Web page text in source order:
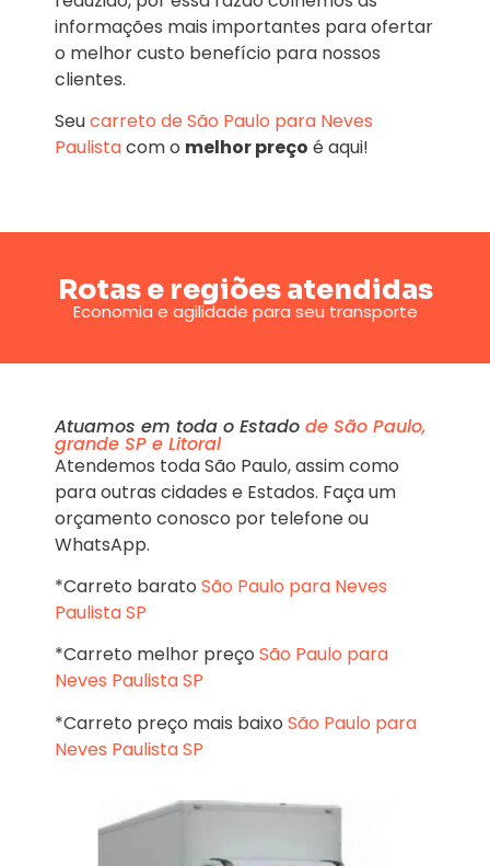
informações mais importantes para ofertar
o melhor custo benefício para nossos
clientes.
Seucarreto de São Paulo para Neves
Paulistacom o melhor preço é aqui!
Rotas e regiões atendidas
Economia e agilidade para seu transporte
Atuamos em toda o Estado de São Paulo,
grande SP e Litoral
Atendemos toda São Paulo, assim como
para outras cidades e Estados. Faça um
orçamento conosco por telefone ou
WhatsApp.
*Carreto barato São Paulo para Neves
Paulista SP
*Carreto melhor preço São Paulo para
Neves Paulista SP
*Carreto preço mais baixo São Paulo para
Neves Paulista SP